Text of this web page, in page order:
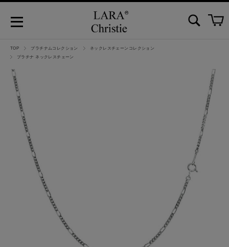
TOP プラチナムコレクション
ネックレスチェーンコレクション
プラチナ ネックレスチェーン